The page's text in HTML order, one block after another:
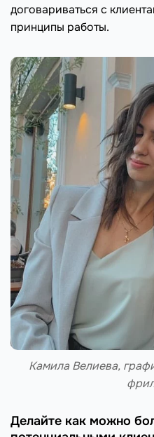
договариваться с
принципы работы.
Камила Велиева,
Делайте как можно